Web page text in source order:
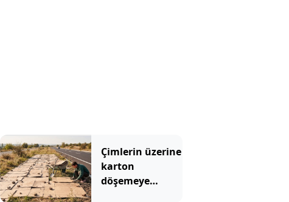
Çimlerin üzerine
karton
döşemeye